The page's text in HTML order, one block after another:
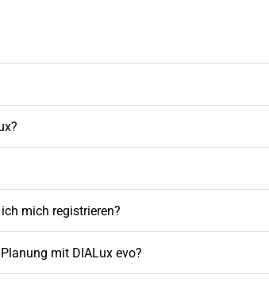
mich registrieren?
mit DIALux evo?